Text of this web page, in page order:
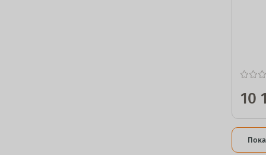
10